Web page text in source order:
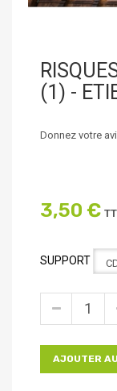
(1) -
Donnez votre
3,50 €
SUPPORT
AJOUTER